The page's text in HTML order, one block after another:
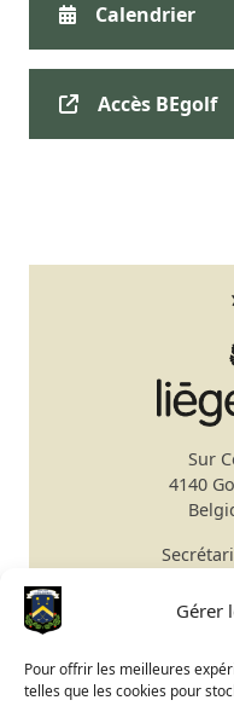
Gérer
Pour offrir les meilleures
telles que les cookies pour
Calendrier
Accès BEgolf
Sur
4140
Bar/